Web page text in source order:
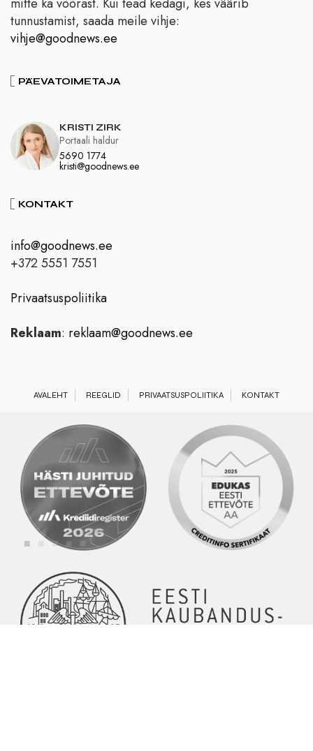
mitte ka võõrast. Kui tead kedagi, kes väärib
tunnustamist, saada meile vihje:
vihje@goodnews.ee
PÄEVATOIMETAJA
KRISTI ZIRK
5690 1774
kristi@goodnews.ee
Portaali haldur
KONTAKT
info@goodnews.ee
+372 5551 7551
Privaatsuspoliitika
Reklaam: reklaam@goodnews.ee
AVALEHT REEGLID PRIVAATSUSPOLIITIKA KONTAKT